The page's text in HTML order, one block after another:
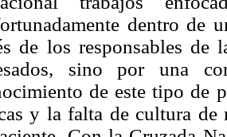
dentro
de los responsables de
sino por una
de este tipo de
y la falta de cultura de